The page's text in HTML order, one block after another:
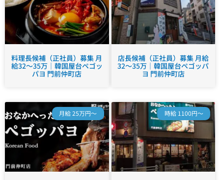
料理長候補（正社員）募集 月
給32～35万｜韓国屋台ペゴッ
パヨ 門前仲町店
店長候補（正社員）募集 月給
32～35万｜韓国屋台ペゴッパ
ヨ 門前仲町店
月給 25万円～ 時給 1100円～